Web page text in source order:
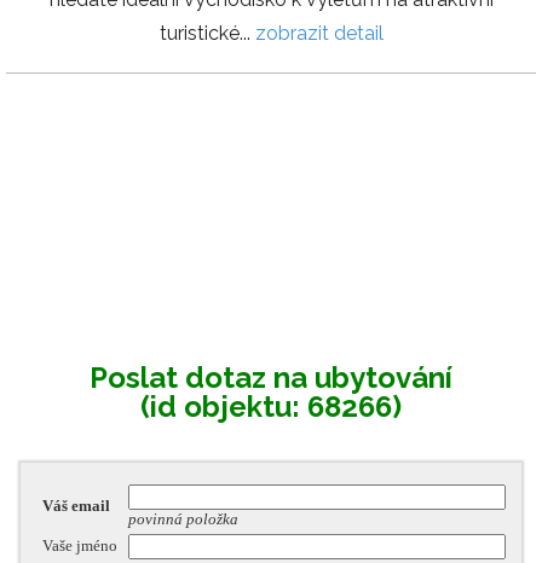
turistické... zobrazit detail
Poslat dotaz na ubytování
(id objektu: 68266)